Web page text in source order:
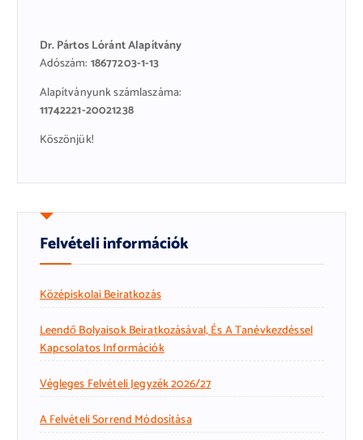
Dr. Pártos Lóránt Alapítvány
Adószám: 18677203-1-13
Alapítványunk számlaszáma:
11742221-20021238
Köszönjük!
Felvételi információk
Középiskolai Beiratkozás
Leendő Bolyaisok Beiratkozásával, És A Tanévkezdéssel
Kapcsolatos Információk
Végleges Felvételi Jegyzék 2026/27
A Felvételi Sorrend Módosítása